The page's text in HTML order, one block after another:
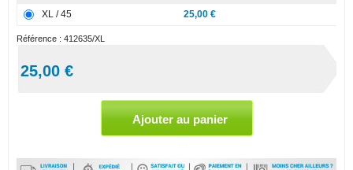
XL / 45 25,00 €
Référence : 412635/XL
25,00 €